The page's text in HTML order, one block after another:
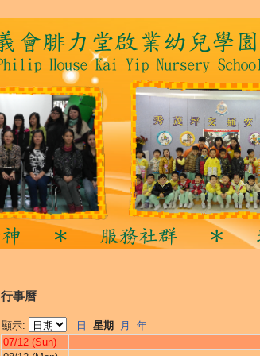
行事曆
顯示: 日 星期 月 年
07/12 (Sun)